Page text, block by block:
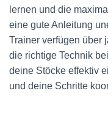
lernen und die
eine gute Anleitung
Trainer verfügen über
die richtige Technik
deine Stöcke effektiv
und deine Schritte